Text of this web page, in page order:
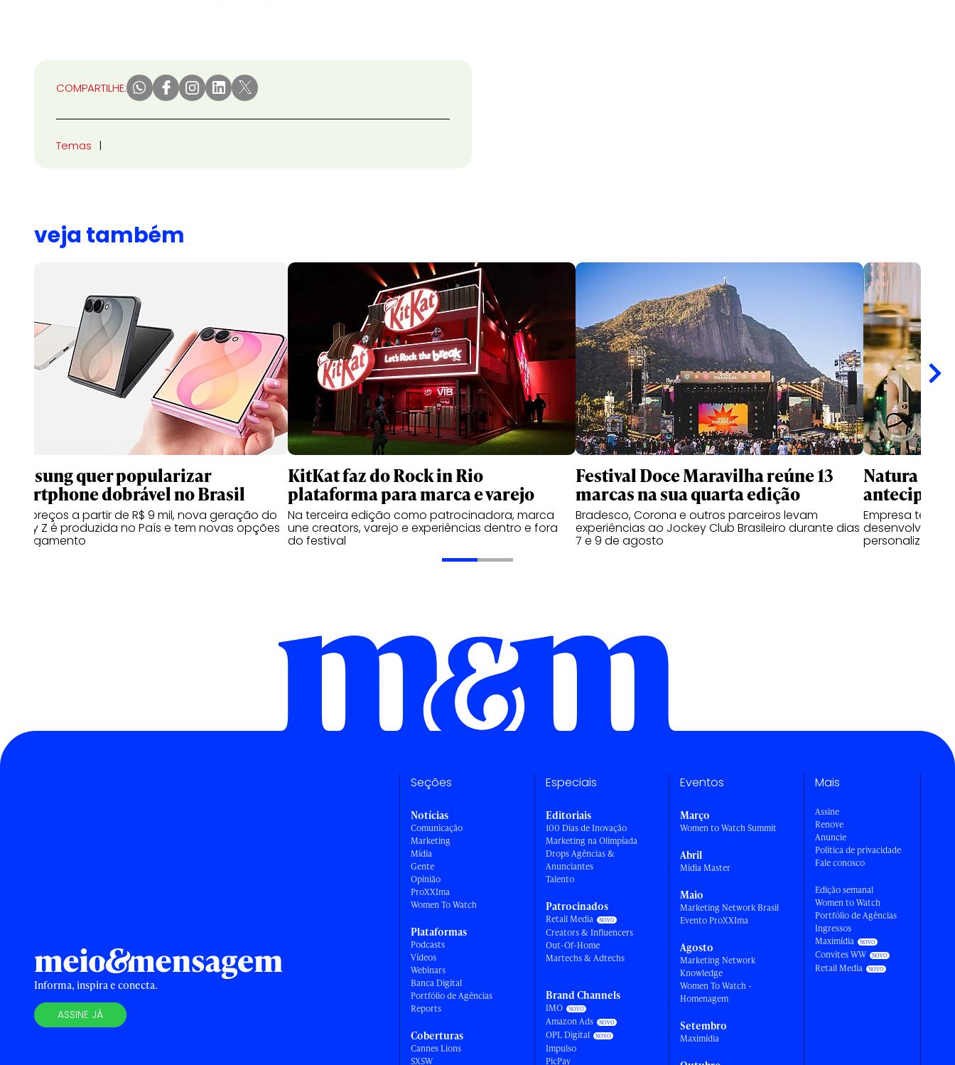
COMPARTILHE:
Temas
veja também
Samsung quer popularizar
smartphone dobrável no Brasil
Com preços a partir de R$ 9 mil, nova geração do
Galaxy Z é produzida no País e tem novas opções
de pagamento
KitKat faz do Rock in Rio
plataforma para marca e varejo
Na terceira edição como patrocinadora, marca
une creators, varejo e experiências dentro e fora
do festival
Festival Doce Maravilha reúne 13
marcas na sua quarta edição
Bradesco, Corona e outros parceiros levam
experiências ao Jockey Club Brasileiro durante dias
7 e 9 de agosto
Natura
antecipar
Empresa testa
desenvolvem
personalizadas
Informa, inspira e conecta.
ASSINE JÁ
Seções
Notícias
Comunicação
Marketing
Mídia
Gente
Opinião
ProXXIma
Women To Watch
Plataformas
Podcasts
Vídeos
Webinars
Banca Digital
Portfólio de Agências
Reports
Coberturas
Cannes Lions
SXSW
Especiais
Editoriais
100 Dias de Inovação
Marketing na Olimpíada
Drops Agências &
Anunciantes
Talento
Patrocinados
Retail Media
Creators & Influencers
Out-Of-Home
Martechs & Adtechs
Brand Channels
IMO
Amazon Ads
OPL Digital
Impulso
PicPay
Eventos
Março
Women to Watch Summit
Abril
Mídia Master
Maio
Marketing Network Brasil
Evento ProXXIma
Agosto
Marketing Network
Knowledge
Women To Watch -
Homenagem
Setembro
Maximídia
Mais
Assine
Renove
Anuncie
Política de privacidade
Fale conosco
Edição semanal
Women to Watch
Portfólio de Agências
Ingressos
Maximídia
Convites WW
Retail Media